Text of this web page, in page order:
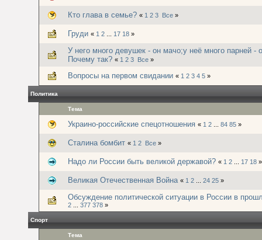
Кто глава в семье? « 1 2 3 Все »
Груди « 1 2 17 18 »
У него много девушек - он мачо;у неё много парней -
Почему так? « 1 2 3 Все »
Вопросы на первом свидании « 1 2 3 4 5 »
Политика
Тема
Украино-российские спецотношения « 1 2 84 85 »
Сталина бомбит « 1 2 Все »
Надо ли России быть великой державой? « 1 2 17 18 »
Великая Отечественная Война « 1 2 24 25 »
Обсуждение политической ситуации в России в
2 377 378 »
Спорт
Тема